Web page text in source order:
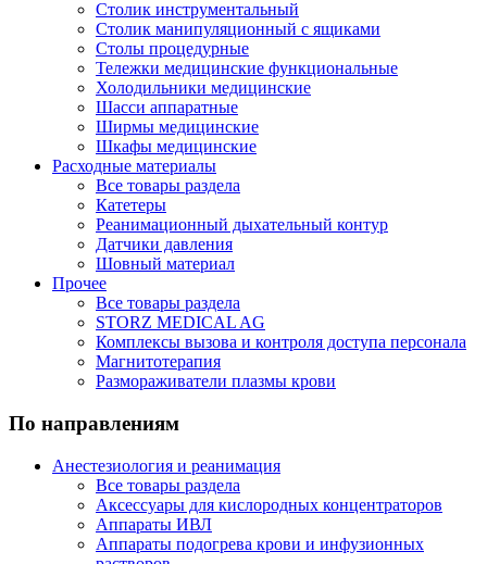
Столик инструментальный
Столик манипуляционный с ящиками
Столы процедурные
Тележки медицинские функциональные
Холодильники медицинские
Шасси аппаратные
Ширмы медицинские
Шкафы медицинские
Расходные материалы
Все товары раздела
Катетеры
Реанимационный дыхательный контур
Датчики давления
Шовный материал
Прочее
Все товары раздела
STORZ MEDICAL AG
Комплексы вызова и контроля доступа персонала
Магнитотерапия
Размораживатели плазмы крови
По направлениям
Анестезиология и реанимация
Все товары раздела
Аксессуары для кислородных концентраторов
Аппараты ИВЛ
Аппараты подогрева крови и инфузионных